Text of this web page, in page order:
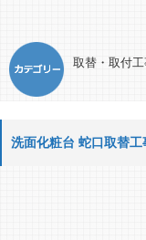
取替・取付工
洗面化粧台 蛇口取替